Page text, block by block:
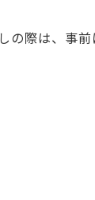
の際は、事